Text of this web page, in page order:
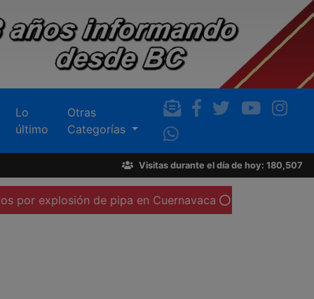
Lo
último
Otras
Categorías
Visitas durante el día de hoy: 180,507
de pipa en Cuernavaca Procederá Sindicatura